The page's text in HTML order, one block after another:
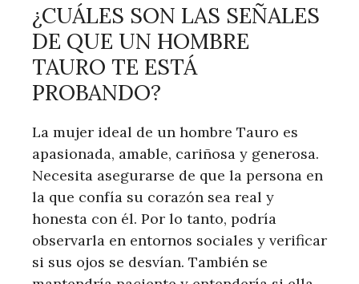
¿CUÁLES SON LAS SEÑALES
DE QUE UN HOMBRE
TAURO TE ESTÁ
PROBANDO?
La mujer ideal de un hombre Tauro es
apasionada, amable, cariñosa y generosa.
Necesita asegurarse de que la persona en
la que confía su corazón sea real y
honesta con él. Por lo tanto, podría
observarla en entornos sociales y verificar
si sus ojos se desvían. También se